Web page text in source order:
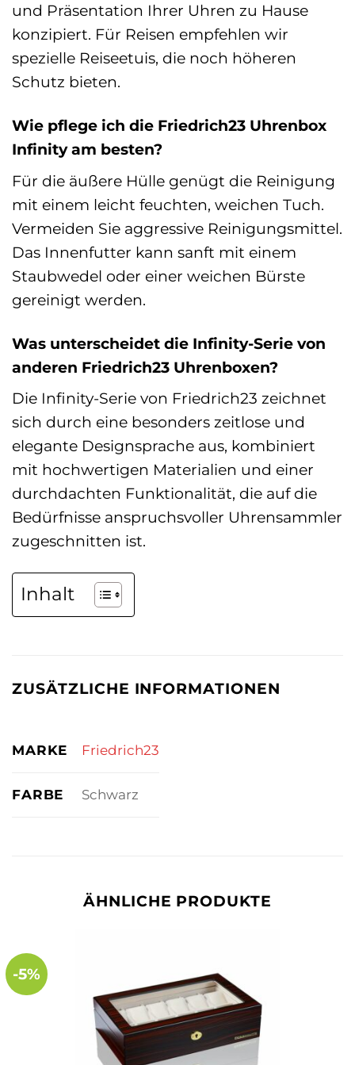
und Präsentation Ihrer Uhren zu Hause
konzipiert. Für Reisen empfehlen wir
spezielle Reiseetuis, die noch höheren
Schutz bieten.
Wie pflege ich die Friedrich23 Uhrenbox
Infinity am besten?
Für die äußere Hülle genügt die Reinigung
mit einem leicht feuchten, weichen Tuch.
Vermeiden Sie aggressive Reinigungsmittel.
Das Innenfutter kann sanft mit einem
Staubwedel oder einer weichen Bürste
gereinigt werden.
Was unterscheidet die Infinity-Serie von
anderen Friedrich23 Uhrenboxen?
Die Infinity-Serie von Friedrich23 zeichnet
sich durch eine besonders zeitlose und
elegante Designsprache aus, kombiniert
mit hochwertigen Materialien und einer
durchdachten Funktionalität, die auf die
Bedürfnisse anspruchsvoller Uhrensammler
zugeschnitten ist.
Inhalt
ZUSÄTZLICHE INFORMATIONEN
MARKE Friedrich23
FARBE Schwarz
ÄHNLICHE PRODUKTE
-5%